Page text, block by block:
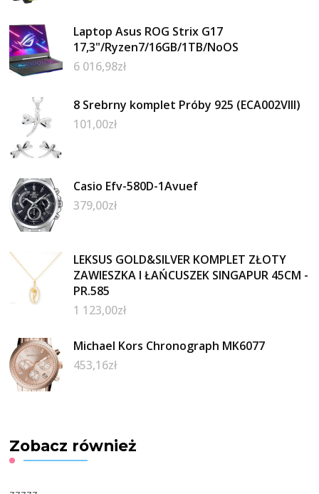
Laptop Asus ROG Strix G17
17,3"/Ryzen7/16GB/1TB/NoOS
6 016,98zł
8 Srebrny komplet Próby 925 (ECA002VIII)
101,00zł
Casio Efv-580D-1Avuef
379,00zł
LEKSUS GOLD&SILVER KOMPLET ZŁOTY
ZAWIESZKA I ŁAŃCUSZEK SINGAPUR 45CM -
PR.585
1 123,00zł
Michael Kors Chronograph MK6077
453,16zł
Zobacz również